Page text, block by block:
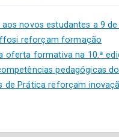
novos estudantes a 9
reforçam formação
oferta formativa na 10.ª
pedagógicas
de Prática reforçam